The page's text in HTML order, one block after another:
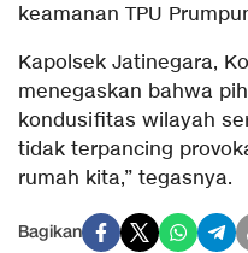
keamanan TPU
Kapolsek Jatinegara,
menegaskan bahwa
kondusifitas wilayah
tidak terpancing
rumah kita,” tegasnya.
Bagikan